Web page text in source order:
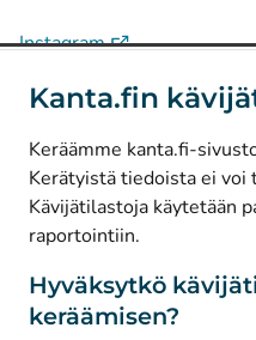
Kanta.fin
Keräämme kanta.fi-
Kerätyistä tiedoista ei voi
Kävijätilastoja käytetään
raportointiin.
Hyväksytkö
keräämisen?
Instagram(Avautuu
Facebook(Avautuu uuteen
© Kanta-Palvelut,
Tietosuoja
Tietoa sivustosta
Saavutettavuus